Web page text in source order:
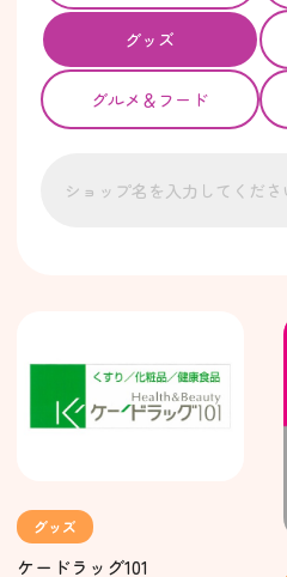
グッズ
グルメ＆フード
グッズ
ケードラッグ101